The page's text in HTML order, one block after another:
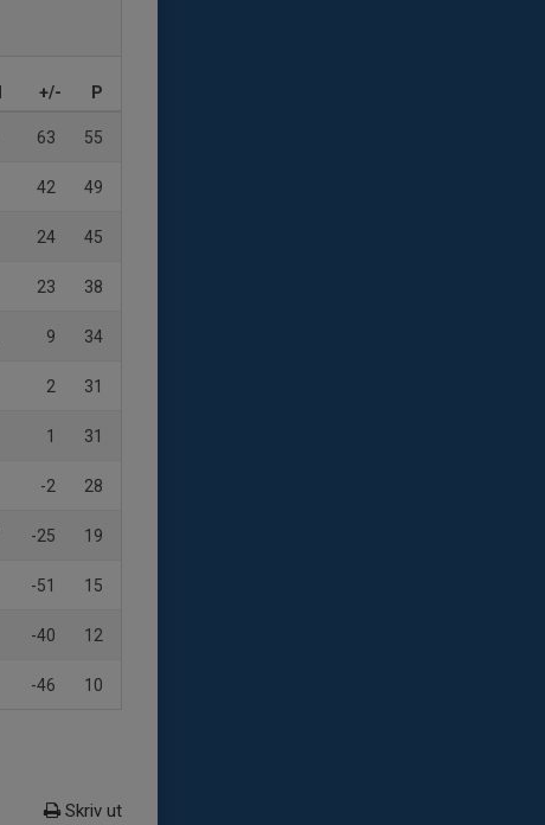
+/- P
63 55
42 49
24 45
23 38
9 34
2 31
1 31
-2 28
-25 19
-51 15
-40 12
-46 10
Skriv ut